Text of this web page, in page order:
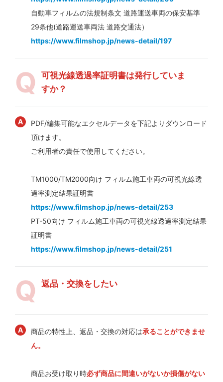
自動車フィルムの法規制条文 道路運送車両の保安基準
29条他(道路運送車両法 道路交通法）
https://www.filmshop.jp/news-detail/197
可視光線透過率証明書は発行していま
すか？
PDF/編集可能なエクセルデータを下記よりダウンロード
頂けます。
ご利用者の責任で使用してください。
TM1000/TM2000向け フィルム施工車両の可視光線透
過率測定結果証明書
https://www.filmshop.jp/news-detail/253
PT-50向け フィルム施工車両の可視光線透過率測定結果
証明書
https://www.filmshop.jp/news-detail/251
返品・交換をしたい
商品の特性上、返品・交換の対応は承ることができませ
ん。
商品お受け取り時必ず商品に間違いがないか損傷がない